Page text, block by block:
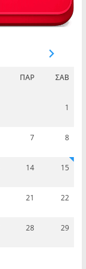
ΠΑΡ ΣΆΒ
1
7 8
14 15
21 22
28 29